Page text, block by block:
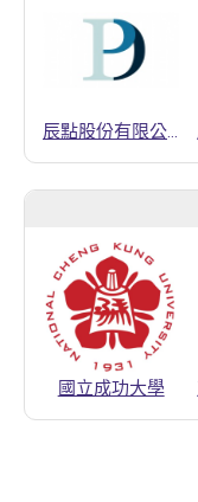
辰點股份有限公司
國立成功大學